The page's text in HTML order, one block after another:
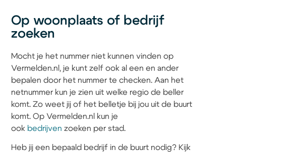
Op woonplaats of bedrijf
zoeken
Mocht je het nummer niet kunnen vinden op
Vermelden.nl, je kunt zelf ook al een en ander
bepalen door het nummer te checken. Aan het
netnummer kun je zien uit welke regio de beller
komt. Zo weet jij of het belletje bij jou uit de buurt
komt. Op Vermelden.nl kun je
ook bedrijven zoeken per stad.
Heb jij een bepaald bedrijf in de buurt nodig? Kijk